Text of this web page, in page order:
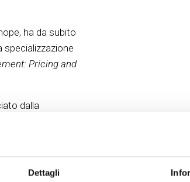
Dettagli
ha da subito
specializzazione
Pricing and
dalla
hanno portato a fondare la Dynamo
alberghiere ed extra-alberghiere.